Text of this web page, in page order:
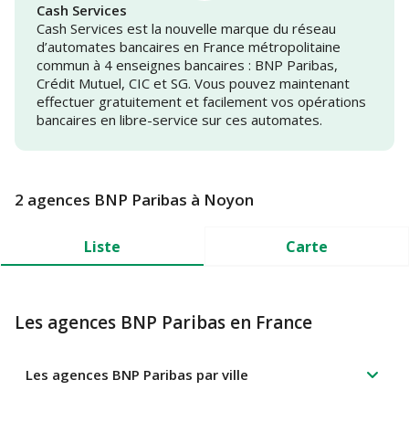
Cash Services
Cash Services est la nouvelle marque du réseau
d’automates bancaires en France métropolitaine
commun à 4 enseignes bancaires : BNP Paribas,
Crédit Mutuel, CIC et SG. Vous pouvez maintenant
effectuer gratuitement et facilement vos opérations
bancaires en libre-service sur ces automates.
2 agences BNP Paribas à Noyon
Liste Carte
Les agences BNP Paribas en France
Les agences BNP Paribas par ville